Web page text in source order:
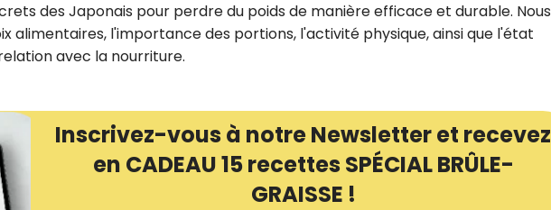
des Japonais pour perdre du poids de manière efficace et durable. Nous
alimentaires, l'importance des portions, l'activité physique, ainsi que l'état
avec la nourriture.
Inscrivez-vous à notre Newsletter et recevez
en CADEAU 15 recettes SPÉCIAL BRÛLE-
GRAISSE !